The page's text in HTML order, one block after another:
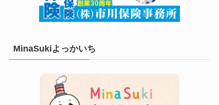
MinaSukiよっかいち